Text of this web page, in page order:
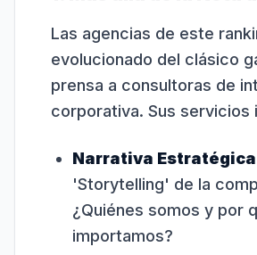
Las agencias de este
evolucionado del clásico
prensa a consultoras de
corporativa. Sus servicios
Narrativa
'Storytelling' de la
¿Quiénes somos y por
importamos?